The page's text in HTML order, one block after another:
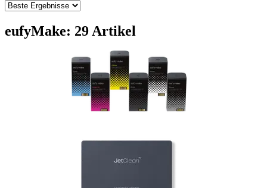
eufyMake: 29 Artikel